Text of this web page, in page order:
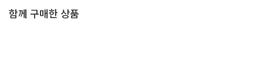
함께 구매한 상품